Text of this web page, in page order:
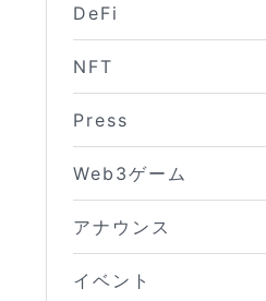
DeFi
NFT
Press
Web3ゲーム
アナウンス
イベント